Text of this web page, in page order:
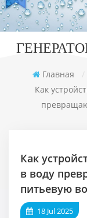
Главная /
Как
Как
в воду
питьевую
18 Jul 2025